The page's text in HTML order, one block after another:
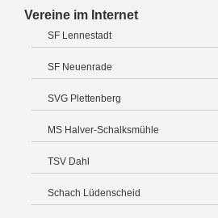
Vereine im Internet
SF Lennestadt
SF Neuenrade
SVG Plettenberg
MS Halver-Schalksmühle
TSV Dahl
Schach Lüdenscheid